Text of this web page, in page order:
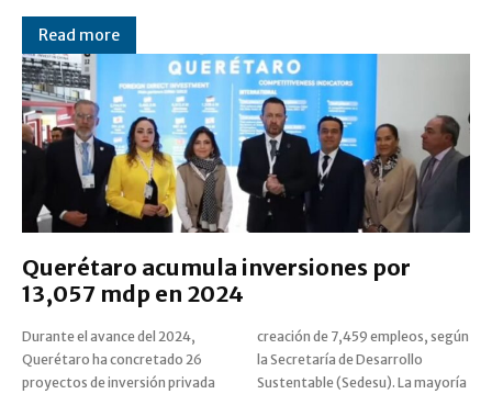
Read more
Querétaro acumula inversiones por
13,057 mdp en 2024
Durante el avance del 2024,
Querétaro ha concretado 26
proyectos de inversión privada
creación de 7,459 empleos, según
la Secretaría de Desarrollo
Sustentable (Sedesu). La mayoría